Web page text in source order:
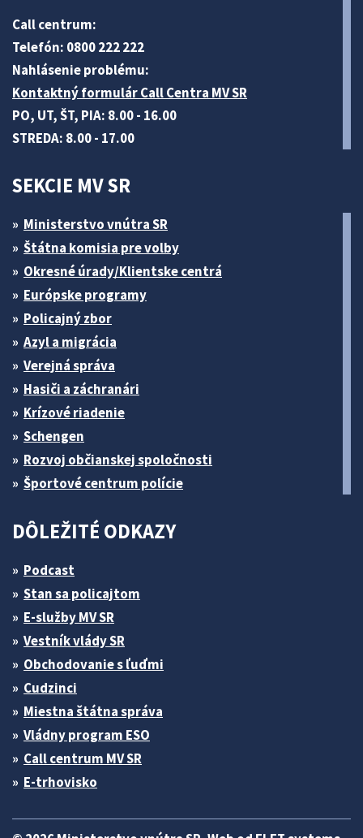
Call centrum:
Telefón: 0800 222 222
Nahlásenie problému:
Kontaktný formulár Call Centra MV SR
PO, UT, ŠT, PIA: 8.00 - 16.00
STREDA: 8.00 - 17.00
SEKCIE MV SR
Ministerstvo vnútra SR
Štátna komisia pre volby
Okresné úrady/Klientske centrá
Európske programy
Policajný zbor
Azyl a migrácia
Verejná správa
Hasiči a záchranári
Krízové riadenie
Schengen
Rozvoj občianskej spoločnosti
Športové centrum polície
DÔLEŽITÉ ODKAZY
Podcast
Stan sa policajtom
E-služby MV SR
Vestník vlády SR
Obchodovanie s ľuďmi
Cudzinci
Miestna štátna správa
Vládny program ESO
Call centrum MV SR
E-trhovisko